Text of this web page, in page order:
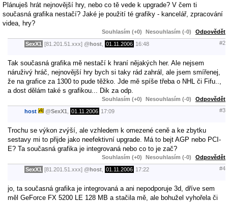
Plánuješ hrát nejnovější hry, nebo co tě vede k upgrade? V čem ti
současná grafika nestačí? Jaké je použití té grafiky - kancelář, zpracování
videa, hry?
Souhlasím (+0) Nesouhlasím (-0) Odpovědět
SexX1 [81.201.51.xxx] @host 01.11.2006 16:48 #2
Tak současná grafika mě nestačí k hraní nějakých her. Ale nejsem
náruživý hráč, nejnovější hry bych si taky rád zahrál, ale jsem smířenej,
že na grafice za 1300 to pude těžko. Jde mě spíše třeba o NHL či Fifu..,
a dost dělám také s grafikou... Dik za odp.
Souhlasím (+0) Nesouhlasím (-0) Odpovědět
host @SexX1 01.11.2006 17:09 #3
Trochu se výkon zvýší, ale vzhledem k omezené ceně a ke zbytku
sestavy mi to přijde jako neefektivní upgrade. Má to bejt AGP nebo PCI-
E? Ta současná grafika je integrovaná nebo co to je zač?
Souhlasím (+0) Nesouhlasím (-0) Odpovědět
SexX1 [81.201.51.xxx] @host 01.11.2006 17:22 #4
jo, ta současná grafika je integrovaná a ani nepodporuje 3d, dříve sem
měl GeForce FX 5200 LE 128 MB a stačila mě, ale bohužel vyhořela či